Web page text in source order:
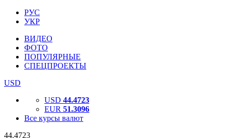
РУС
УКР
ВИДЕО
ФОТО
ПОПУЛЯРНЫЕ
СПЕЦПРОЕКТЫ
USD
USD 44.4723
EUR 51.3096
Все курсы валют
44.4723